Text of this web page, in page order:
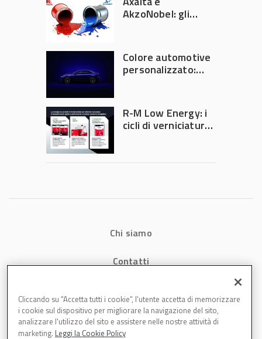
Frankfurt 2026
AkzoNobel: gli
Colore automotive
personalizzato:
diventa ingegneria
di precisione
R-M Low Energy: i
cicli di verniciatura
tempi e costi in
Chi siamo
Contatti
Cookies
Cliccando su “Accetta tutti i cookie”, l'utente accetta di memorizzare
i cookie sul dispositivo per migliorare la navigazione del sito,
analizzare l'utilizzo del sito e assistere nelle nostre attività di
marketing. Leggi la Cookie Policy